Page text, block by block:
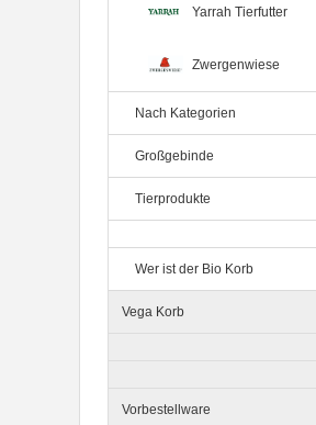
Yarrah Tierfutter
Zwergenwiese
Nach Kategorien
Großgebinde
Tierprodukte
Wer ist der Bio Korb
Vega Korb
Vorbestellware
12er-VE Ente, Reis und
400 g BioPur Bio Hundefutter